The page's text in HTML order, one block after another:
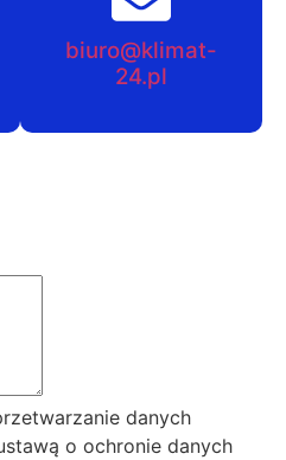
biuro@klimat-
24.pl
danych
o ochronie danych